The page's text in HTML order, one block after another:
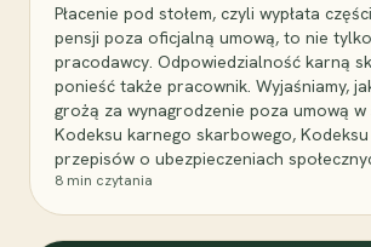
Płacenie pod stołem, czyli wypłata
pensji poza oficjalną umową, to nie
pracodawcy. Odpowiedzialność karną
ponieść także pracownik. Wyjaśniamy,
grożą za wynagrodzenie poza umową w
Kodeksu karnego skarbowego,
przepisów o ubezpieczeniach
8 min czytania